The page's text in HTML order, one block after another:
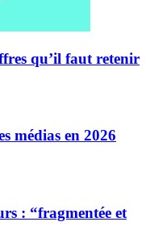
qu’il faut retenir
médias en 2026
: “fragmentée et